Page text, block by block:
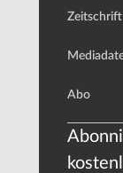
Zeitschrift
Abo